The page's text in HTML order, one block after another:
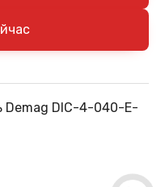
Demag DIC-4-040-E-